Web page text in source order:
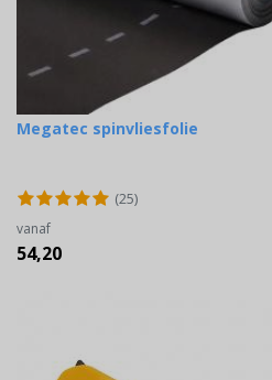
Megatec spinvliesfolie
(25)
vanaf
54,20